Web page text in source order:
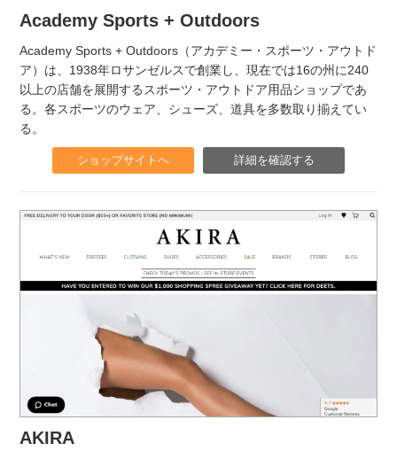
Academy Sports + Outdoors
Academy Sports + Outdoors（アカデミー・スポーツ・アウトド
ア）は、1938年ロサンゼルスで創業し、現在では16の州に240
以上の店舗を展開するスポーツ・アウトドア用品ショップであ
る。各スポーツのウェア、シューズ、道具を多数取り揃えてい
る。
ショップサイトへ 詳細を確認する
AKIRA